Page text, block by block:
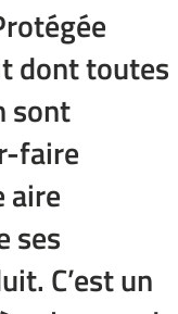
dont toutes
sont
faire
aire
ses
C’est un